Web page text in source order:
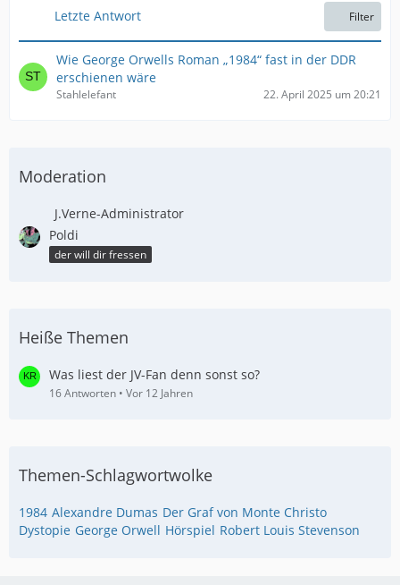
e
e
t
r
ä
g
Letzte Antwort Filter
Wie George Orwells Roman „1984“ fast in der DDR
erschienen wäre
Stahlelefant 22. April 2025 um 20:21
Moderation
J.Verne-Administrator
Poldi
der will dir fressen
Heiße Themen
Was liest der JV-Fan denn sonst so?
16 Antworten Vor 12 Jahren
Themen-Schlagwortwolke
1984 Alexandre Dumas Der Graf von Monte Christo
Dystopie George Orwell Hörspiel Robert Louis Stevenson